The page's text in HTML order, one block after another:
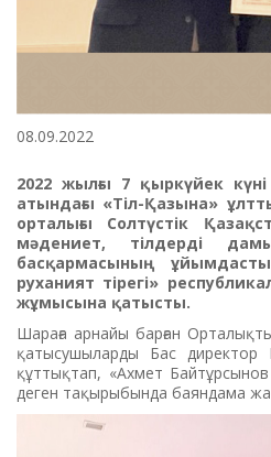
08.09.2022
2022 жылғы 7 қыркүйек
атындағы «Тіл-Қазына»
орталығы Солтүстік
мәдениет, тілдерді
басқармасының
руханият тірегі»
жұмысына қатысты.
Шараға арнайы барған
қатысушыларды Бас директор
құттықтап, «Ахмет
деген тақырыбында баяндама